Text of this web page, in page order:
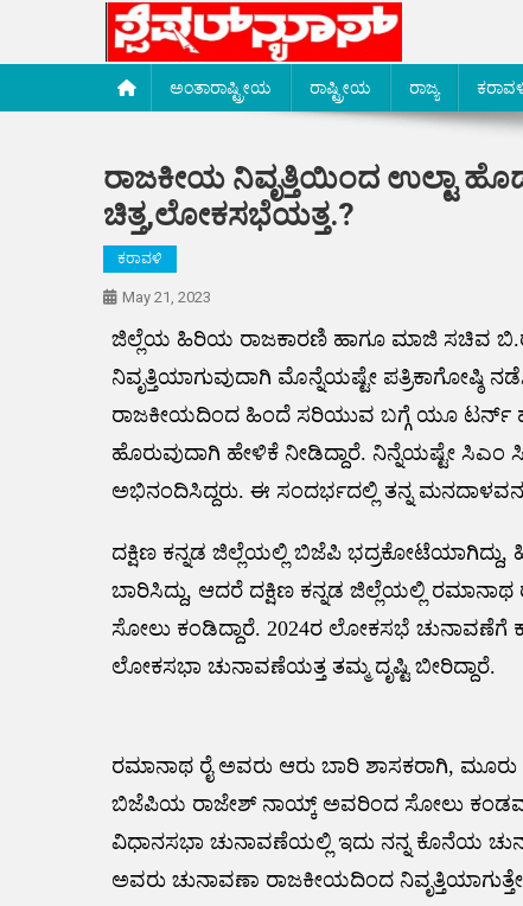
Special News Media
Special News Media
ಅಂತಾರಾಷ್ಟ್ರೀಯ ರಾಷ್ಟ್ರೀಯ ರಾಜ್ಯ
ರಾಜಕೀಯ ನಿವೃತ್ತಿಯಿಂದ ಉಲ್ಟಾ
ಚಿತ್ತ,ಲೋಕಸಭೆಯತ್ತ.?
ಕರಾವಳಿ
May 21, 2023
ಜಿಲ್ಲೆಯ ಹಿರಿಯ ರಾಜಕಾರಣಿ ಹಾಗೂ ಮಾಜಿ ಸಚಿವ
ನಿವೃತ್ತಿಯಾಗುವುದಾಗಿ ಮೊನ್ನೆಯಷ್ಟೇ ಪತ್ರಿಕಾಗೋಷ್ಠಿ
ರಾಜಕೀಯದಿಂದ ಹಿಂದೆ ಸರಿಯುವ ಬಗ್ಗೆ ಯೂ ಟರ್ನ್
ಹೊರುವುದಾಗಿ ಹೇಳಿಕೆ ನೀಡಿದ್ದಾರೆ. ನಿನ್ನೆಯಷ್ಟೇ
ಅಭಿನಂದಿಸಿದ್ದರು. ಈ ಸಂದರ್ಭದಲ್ಲಿ ತನ್ನ
ದಕ್ಷಿಣ ಕನ್ನಡ ಜಿಲ್ಲೆಯಲ್ಲಿ ಬಿಜೆಪಿ
ಬಾರಿಸಿದ್ದು, ಆದರೆ ದಕ್ಷಿಣ ಕನ್ನಡ ಜಿಲ್ಲೆಯಲ್ಲಿ
ಸೋಲು ಕಂಡಿದ್ದಾರೆ. 2024ರ ಲೋಕಸಭೆ ಚುನಾವಣೆಗೆ
ಲೋಕಸಭಾ ಚುನಾವಣೆಯತ್ತ ತಮ್ಮ ದೃಷ್ಟಿ ಬೀರಿದ್ದಾರೆ.
ರಮಾನಾಥ ರೈ ಅವರು ಆರು ಬಾರಿ ಶಾಸಕರಾಗಿ, ಮೂರು
ಬಿಜೆಪಿಯ ರಾಜೇಶ್ ನಾಯ್ಕ್ ಅವರಿಂದ ಸೋಲು
ವಿಧಾನಸಭಾ ಚುನಾವಣೆಯಲ್ಲಿ ಇದು ನನ್ನ ಕೊನೆಯ
ಅವರು ಚುನಾವಣಾ ರಾಜಕೀಯದಿಂದ